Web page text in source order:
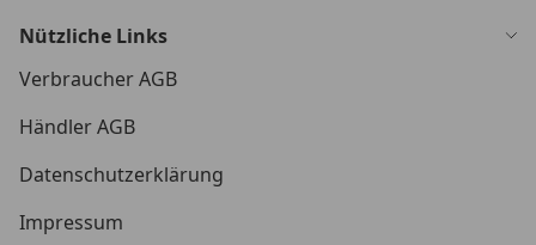
Nützliche Links
Verbraucher AGB
Händler AGB
Datenschutzerklärung
Impressum